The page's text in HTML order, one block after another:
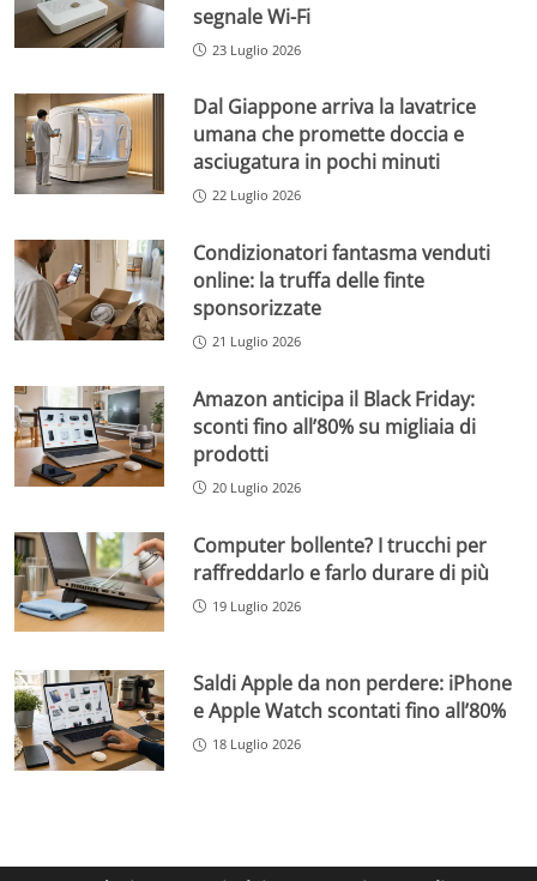
segnale Wi-Fi
23 Luglio 2026
Dal Giappone arriva la lavatrice
umana che promette doccia e
asciugatura in pochi minuti
22 Luglio 2026
Condizionatori fantasma venduti
online: la truffa delle finte
sponsorizzate
21 Luglio 2026
Amazon anticipa il Black Friday:
sconti fino all’80% su migliaia di
prodotti
20 Luglio 2026
Computer bollente? I trucchi per
raffreddarlo e farlo durare di più
19 Luglio 2026
Saldi Apple da non perdere: iPhone
e Apple Watch scontati fino all’80%
18 Luglio 2026